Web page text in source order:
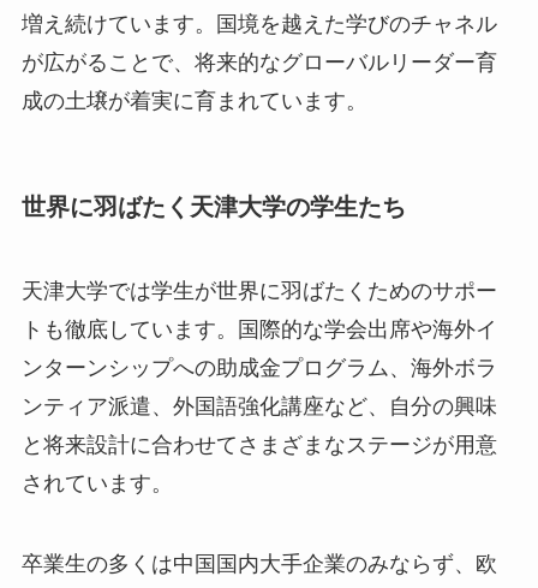
増え続けています。国境を越えた学びのチャネル
が広がることで、将来的なグローバルリーダー育
成の土壌が着実に育まれています。
世界に羽ばたく天津大学の学生たち
天津大学では学生が世界に羽ばたくためのサポー
トも徹底しています。国際的な学会出席や海外イ
ンターンシップへの助成金プログラム、海外ボラ
ンティア派遣、外国語強化講座など、自分の興味
と将来設計に合わせてさまざまなステージが用意
されています。
卒業生の多くは中国国内大手企業のみならず、欧